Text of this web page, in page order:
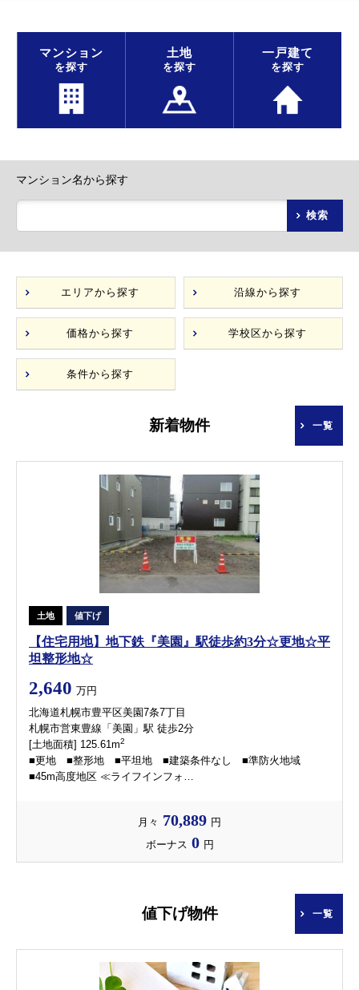
マンション
を探す
土地
を探す
一戸建て
を探す
マンション名から探す
検索
エリアから探す 沿線から探す
価格から探す 学校区から探す
条件から探す
新着物件 一覧
土地 値下げ
【住宅用地】地下鉄『美園』駅徒歩約3分☆更地☆平
坦整形地☆
2,640 万円
北海道札幌市豊平区美園7条7丁目
札幌市営東豊線「美園」駅 徒歩2分
[土地面積] 125.61m2
■更地 ■整形地 ■平坦地 ■建築条件なし ■準防火地域
■45m高度地区 ≪ライフインフォ…
月々 70,889 円
ボーナス 0 円
値下げ物件 一覧